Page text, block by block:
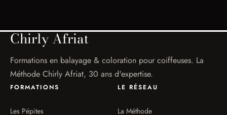
Chirly Afriat
Formations en balayage & coloration pour coiffeuses. La
Méthode Chirly Afriat, 30 ans d'expertise.
FORMATIONS
Les Pépites
LE RÉSEAU
La Méthode